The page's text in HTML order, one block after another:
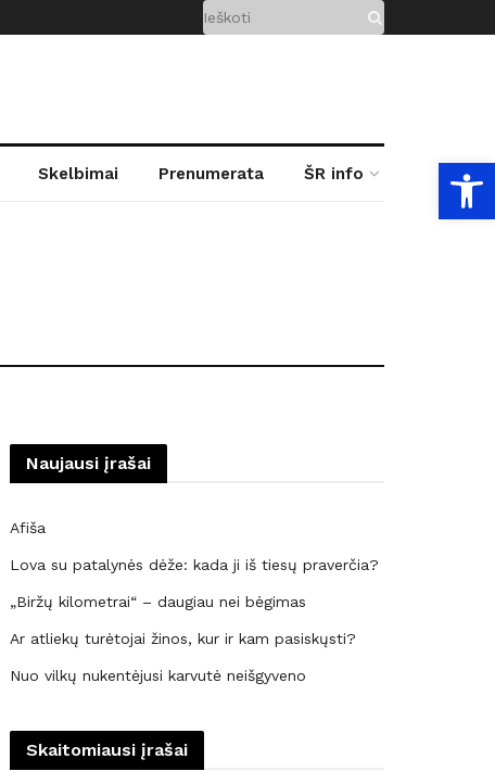
Skelbimai Prenumerata ŠR info
Naujausi įrašai
Afiša
Lova su patalynės dėže: kada ji iš tiesų praverčia?
„Biržų kilometrai“ – daugiau nei bėgimas
Ar atliekų turėtojai žinos, kur ir kam pasiskųsti?
Nuo vilkų nukentėjusi karvutė neišgyveno
Skaitomiausi įrašai